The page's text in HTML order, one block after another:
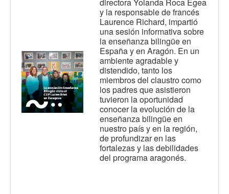
directora Yolanda Roca Egea
y la responsable de francés
Laurence Richard, impartió
una sesión informativa sobre
la enseñanza bilingüe en
España y en Aragón. En un
ambiente agradable y
distendido, tanto los
miembros del claustro como
los padres que asistieron
tuvieron la oportunidad
conocer la evolución de la
enseñanza bilingüe en
nuestro país y en la región,
de profundizar en las
fortalezas y las debilidades
del programa aragonés.